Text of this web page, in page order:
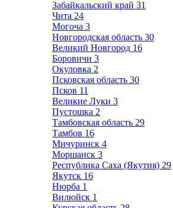
Забайкальский край 31
Чита 24
Могоча 3
Новгородская область 30
Великий Новгород 16
Боровичи 3
Окуловка 2
Псковская область 30
Псков 11
Великие Луки 3
Пустошка 2
Тамбовская область 29
Тамбов 16
Мичуринск 4
Моршанск 3
Республика Саха (Якутия) 29
Якутск 16
Нюрба 1
Вилюйск 1